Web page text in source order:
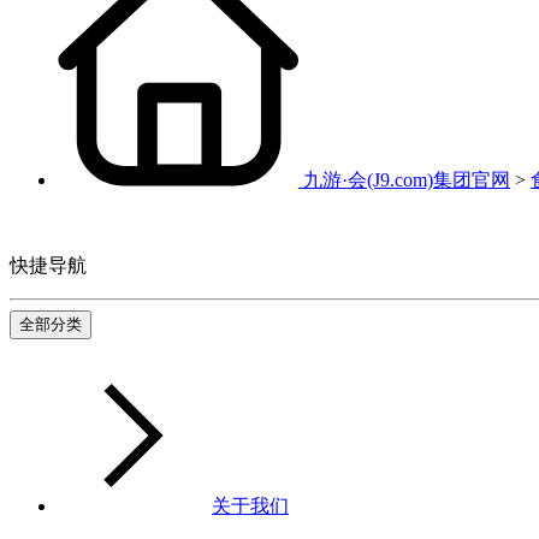
九游·会(J9.com)集团官网 >
快捷导航
全部分类
关于我们